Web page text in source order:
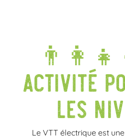
activité
les
Le VTT électrique est une